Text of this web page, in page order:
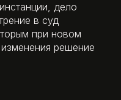
дело
в суд
при новом
решение